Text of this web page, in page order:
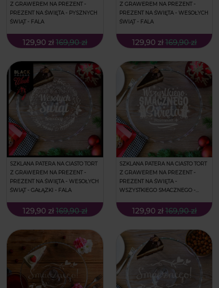
Z GRAWEREM NA PREZENT -
PREZENT NA ŚWIĘTA - PYSZNYCH
ŚWIĄT - FALA
129,90 zł 169,90 zł
Z GRAWEREM NA PREZENT -
PREZENT NA ŚWIĘTA - WESOŁYCH
ŚWIĄT - FALA
129,90 zł 169,90 zł
SZKLANA PATERA NA CIASTO TORT
Z GRAWEREM NA PREZENT -
PREZENT NA ŚWIĘTA - WESOŁYCH
ŚWIĄT - GAŁĄZKI - FALA
129,90 zł 169,90 zł
SZKLANA PATERA NA CIASTO TORT
Z GRAWEREM NA PREZENT -
PREZENT NA ŚWIĘTA -
WSZYSTKIEGO SMACZNEGO -
129,90 zł 169,90 zł